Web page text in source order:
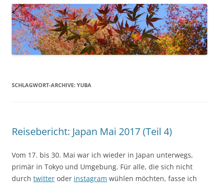
SCHLAGWORT-ARCHIVE: YUBA
Reisebericht: Japan Mai 2017 (Teil 4)
Vom 17. bis 30. Mai war ich wieder in Japan unterwegs,
primär in Tokyo und Umgebung. Für alle, die sich nicht
durch twitter oder instagram wühlen möchten, fasse ich